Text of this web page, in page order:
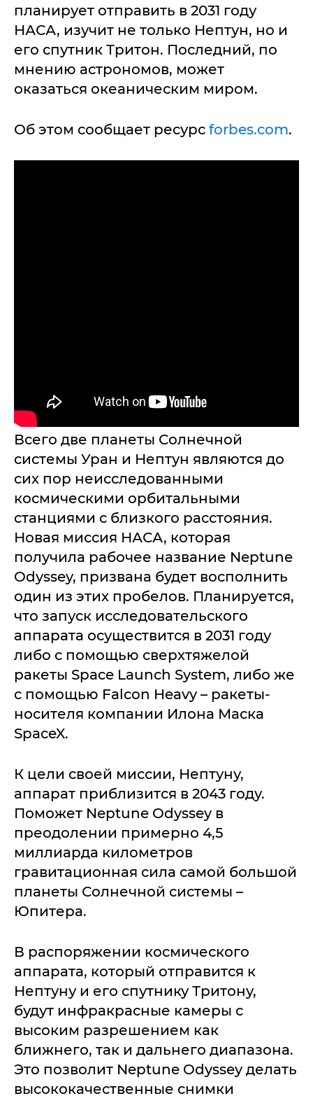
планирует отправить в 2031 году
НАСА, изучит не только Нептун, но и
его спутник Тритон. Последний, по
мнению астрономов, может
оказаться океаническим миром.
Об этом сообщает ресурс forbes.com.
Всего две планеты Солнечной
системы Уран и Нептун являются до
сих пор неисследованными
космическими орбитальными
станциями с близкого расстояния.
Новая миссия НАСА, которая
получила рабочее название Neptune
Odyssey, призвана будет восполнить
один из этих пробелов. Планируется,
что запуск исследовательского
аппарата осуществится в 2031 году
либо с помощью сверхтяжелой
ракеты Space Launch System, либо же
с помощью Falcon Heavy – ракеты-
носителя компании Илона Маска
SpaceX.
К цели своей миссии, Нептуну,
аппарат приблизится в 2043 году.
Поможет Neptune Odyssey в
преодолении примерно 4,5
миллиарда километров
гравитационная сила самой большой
планеты Солнечной системы –
Юпитера.
В распоряжении космического
аппарата, который отправится к
Нептуну и его спутнику Тритону,
будут инфракрасные камеры с
высоким разрешением как
ближнего, так и дальнего диапазона.
Это позволит Neptune Odyssey делать
высококачественные снимки